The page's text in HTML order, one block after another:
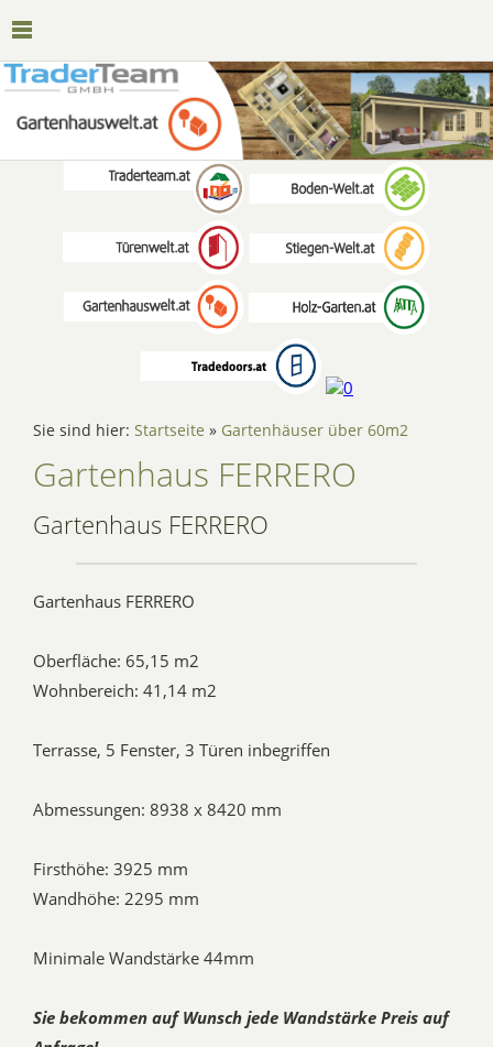
Sie sind hier: Startseite » Gartenhäuser über 60m2
Gartenhaus FERRERO
Gartenhaus FERRERO
Gartenhaus FERRERO
Oberfläche: 65,15 m2
Wohnbereich: 41,14 m2
Terrasse, 5 Fenster, 3 Türen inbegriffen
Abmessungen: 8938 x 8420 mm
Firsthöhe: 3925 mm
Wandhöhe: 2295 mm
Minimale Wandstärke 44mm
Sie bekommen auf Wunsch jede Wandstärke Preis auf